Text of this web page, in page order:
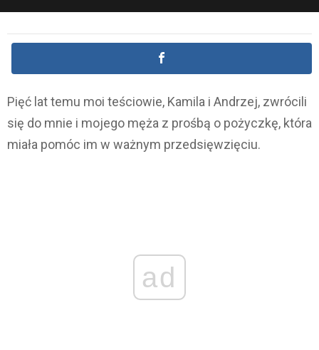
Pięć lat temu moi teściowie, Kamila i Andrzej, zwrócili
się do mnie i mojego męża z prośbą o pożyczkę, która
miała pomóc im w ważnym przedsięwzięciu.
ad